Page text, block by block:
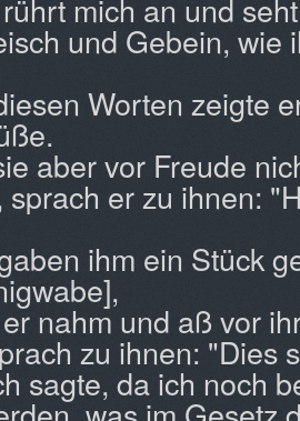
mich an und
und Gebein, wie
Worten zeigte
aber vor Freude
er zu ihnen:
ihm ein Stück
nahm und aß vor
zu ihnen: "Dies
sagte, da ich noch